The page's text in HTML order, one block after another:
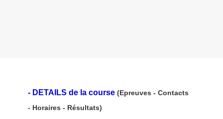
- DETAILS de la course (Epreuves - Contacts
- Horaires - Résultats)